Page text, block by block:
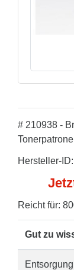
# 210938 -
Hersteller-
Reicht für:
Gut zu